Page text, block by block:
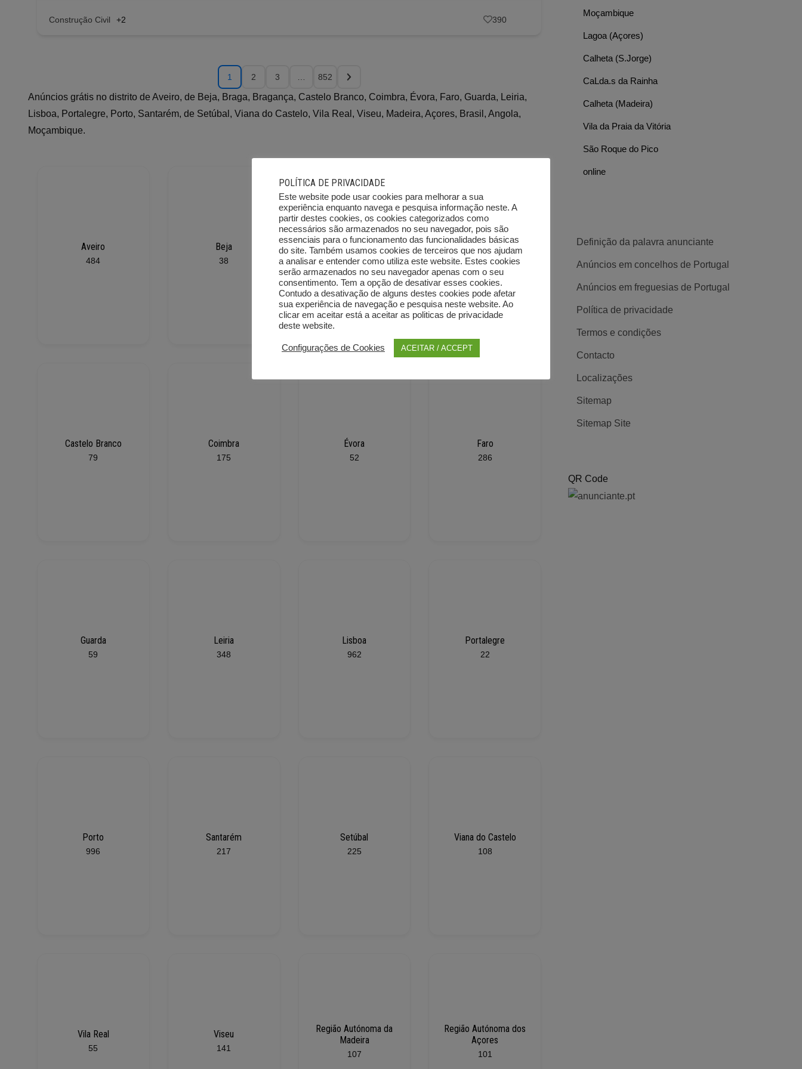
Construção Civil +2 390
1 2 3 852
Anúncios grátis no distrito de Aveiro, de Beja, Braga, Bragança, Castelo Branco, Coimbra, Évora, Faro, Guarda, Leiria,
Lisboa, Portalegre, Porto, Santarém, de Setúbal, Viana do Castelo, Vila Real, Viseu, Madeira, Açores, Brasil, Angola,
Moçambique.
Aveiro
484
Beja
38
Braga
573
Bragança
43
Castelo Branco
79
Coimbra
175
Évora
52
Faro
286
Guarda
59
Leiria
348
Lisboa
962
Portalegre
22
Porto
996
Santarém
217
Setúbal
225
Viana do Castelo
108
Vila Real
55
Viseu
141
Região Autónoma da
Madeira
107
Região Autónoma dos
Açores
101
Moçambique
Lagoa (Açores)
Calheta (S.Jorge)
CaLda.s da Rainha
Calheta (Madeira)
Vila da Praia da Vitória
São Roque do Pico
online
Definição da palavra anunciante
Anúncios em concelhos de Portugal
Anúncios em freguesias de Portugal
Política de privacidade
Termos e condições
Contacto
Localizações
Sitemap
Sitemap Site
QR Code
POLÍTICA DE PRIVACIDADE
Este website pode usar cookies para melhorar a sua
experiência enquanto navega e pesquisa informação neste. A
partir destes cookies, os cookies categorizados como
necessários são armazenados no seu navegador, pois são
essenciais para o funcionamento das funcionalidades básicas
do site. Também usamos cookies de terceiros que nos ajudam
a analisar e entender como utiliza este website. Estes cookies
serão armazenados no seu navegador apenas com o seu
consentimento. Tem a opção de desativar esses cookies.
Contudo a desativação de alguns destes cookies pode afetar
sua experiência de navegação e pesquisa neste website. Ao
clicar em aceitar está a aceitar as politicas de privacidade
deste website.
Configurações de Cookies ACEITAR / ACCEPT